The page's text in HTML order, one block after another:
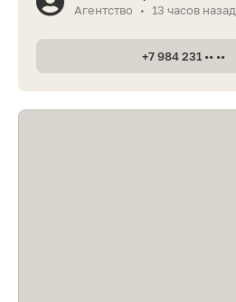
Агентство
• 13 часов назад
+7 984 231 •• ••